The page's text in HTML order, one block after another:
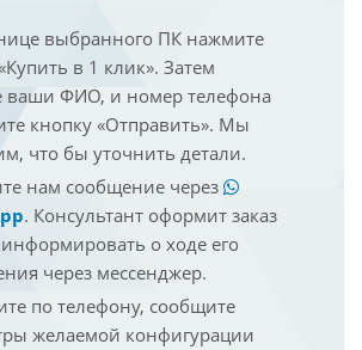
выбранного ПК нажмите
в 1 клик». Затем
ваши ФИО, и номер телефона
кнопку «Отправить». Мы
что бы уточнить детали.
нам сообщение через
. Консультант оформит заказ
о ходе его
через мессенджер.
по телефону, сообщите
желаемой конфигурации